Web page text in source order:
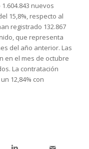
nuevos
15,8%, respecto al
registrado 132.867
que representa
del año anterior. Las
en el mes de octubre
La contratación
12,84% con